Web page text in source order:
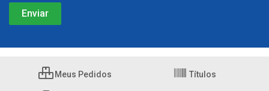
Meus Pedidos Títulos